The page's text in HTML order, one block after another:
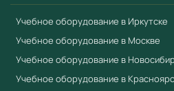
Учебное оборудование в Иркутске
Учебное оборудование в Москве
Учебное оборудование в
Учебное оборудование в